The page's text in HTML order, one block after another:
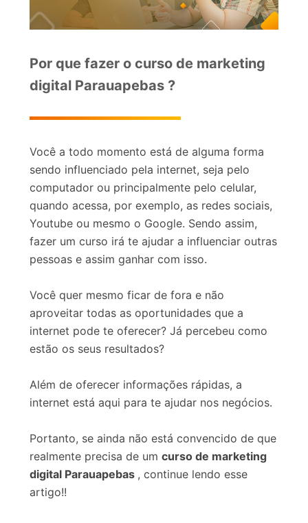
Por que fazer o curso de marketing
digital Parauapebas ?
Você a todo momento está de alguma forma
sendo influenciado pela internet, seja pelo
computador ou principalmente pelo celular,
quando acessa, por exemplo, as redes sociais,
Youtube ou mesmo o Google. Sendo assim,
fazer um curso irá te ajudar a influenciar outras
pessoas e assim ganhar com isso.
Você quer mesmo ficar de fora e não
aproveitar todas as oportunidades que a
internet pode te oferecer? Já percebeu como
estão os seus resultados?
Além de oferecer informações rápidas, a
internet está aqui para te ajudar nos negócios.
Portanto, se ainda não está convencido de que
realmente precisa de um curso de marketing
digital Parauapebas , continue lendo esse
artigo!!